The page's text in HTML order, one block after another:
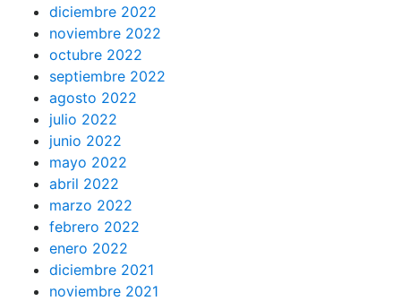
diciembre 2022
noviembre 2022
octubre 2022
septiembre 2022
agosto 2022
julio 2022
junio 2022
mayo 2022
abril 2022
marzo 2022
febrero 2022
enero 2022
diciembre 2021
noviembre 2021